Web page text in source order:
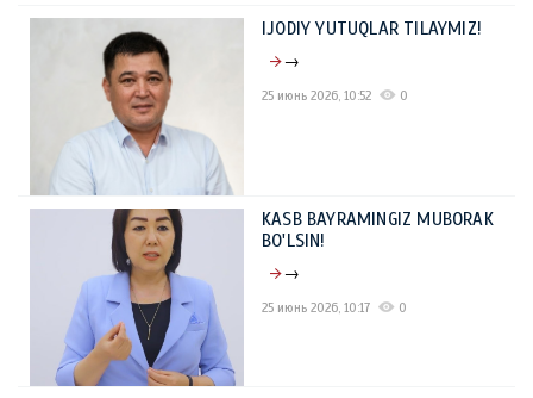
IJODIY YUTUQLAR TILAYMIZ!
→
25 июнь 2026, 10:52 0
KASB BAYRAMINGIZ MUBORAK
BO'LSIN!
→
25 июнь 2026, 10:17 0